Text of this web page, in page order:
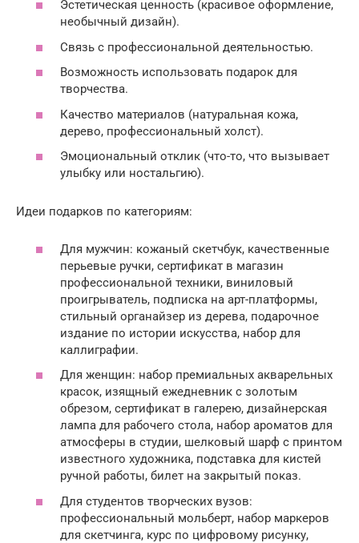
Эстетическая ценность (красивое оформление,
необычный дизайн).
Связь с профессиональной деятельностью.
Возможность использовать подарок для
творчества.
Качество материалов (натуральная кожа,
дерево, профессиональный холст).
Эмоциональный отклик (что-то, что вызывает
улыбку или ностальгию).
Идеи подарков по категориям:
Для мужчин: кожаный скетчбук, качественные
перьевые ручки, сертификат в магазин
профессиональной техники, виниловый
проигрыватель, подписка на арт-платформы,
стильный органайзер из дерева, подарочное
издание по истории искусства, набор для
каллиграфии.
Для женщин: набор премиальных акварельных
красок, изящный ежедневник с золотым
обрезом, сертификат в галерею, дизайнерская
лампа для рабочего стола, набор ароматов для
атмосферы в студии, шелковый шарф с принтом
известного художника, подставка для кистей
ручной работы, билет на закрытый показ.
Для студентов творческих вузов:
профессиональный мольберт, набор маркеров
для скетчинга, курс по цифровому рисунку,